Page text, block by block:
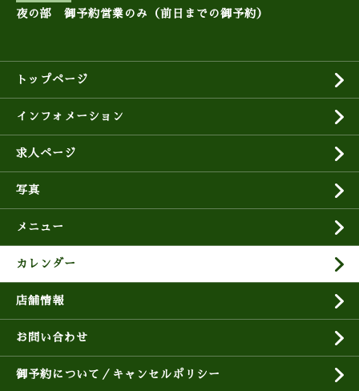
夜の部 御予約営業のみ（前日までの御予約）
トップページ
インフォメーション
求人ページ
写真
メニュー
カレンダー
店舗情報
お問い合わせ
御予約について／キャンセルポリシー